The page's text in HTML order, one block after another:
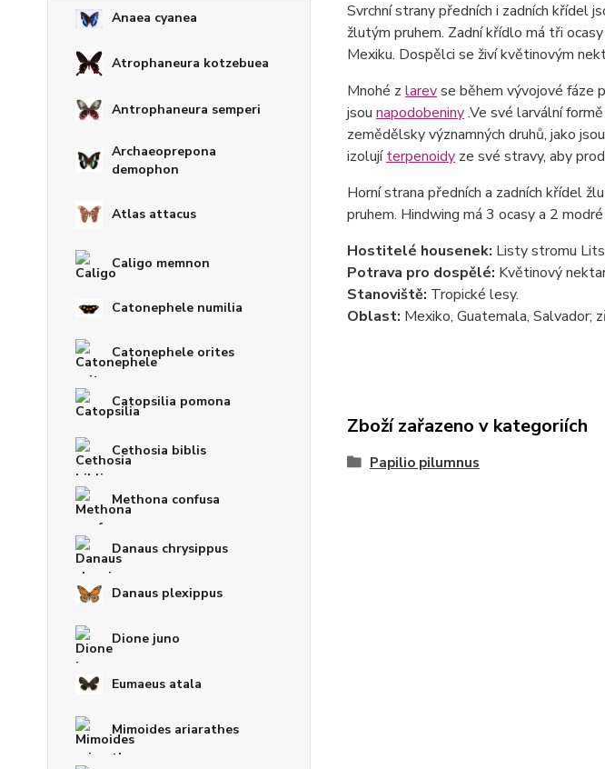
Anaea cyanea
Atrophaneura kotzebuea
Antrophaneura semperi
Archaeoprepona
demophon
Atlas attacus
Caligo memnon
Catonephele numilia
Catonephele orites
Catopsilia pomona
Cethosia biblis
Methona confusa
Danaus chrysippus
Danaus plexippus
Dione juno
Eumaeus atala
Mimoides ariarathes
Svrchní strany předních i zadních křídel
žlutým pruhem. Zadní křídlo má tři
Mexiku. Dospělci se živí květinovým
Mnohé z larevse během vývojové fáze
jsou napodobeniny.Ve své larvální
zemědělsky významných druhů, jako
izolujíterpenoidyze své stravy, aby
Horní strana předních a zadních křídel
pruhem. Hindwing má 3 ocasy a 2
Hostitelé housenek: Listy stromu
Potrava pro dospělé: Květinový
Stanoviště: Tropické lesy.
Oblast: Mexiko, Guatemala, Salvador;
Zboží zařazeno v kategoriích
Papilio pilumnus